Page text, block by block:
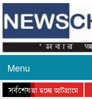
Menu
সর্বশেষ
যাওয়া হচ্ছে আটগ্রামে